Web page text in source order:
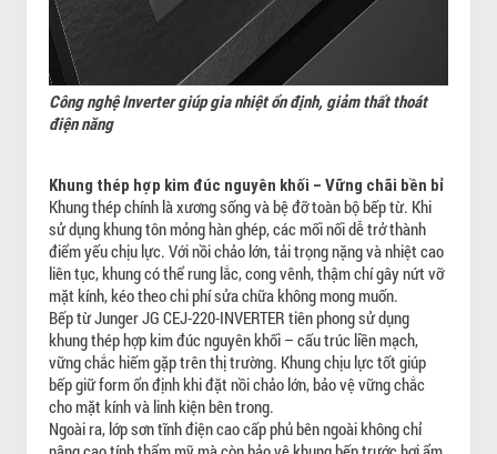
Công nghệ Inverter giúp gia nhiệt ổn định, giảm thất thoát
điện năng
Khung thép hợp kim đúc nguyên khối – Vững chãi bền bỉ
Khung thép chính là xương sống và bệ đỡ toàn bộ bếp từ. Khi
sử dụng khung tôn mỏng hàn ghép, các mối nối dễ trở thành
điểm yếu chịu lực. Với nồi chảo lớn, tải trọng nặng và nhiệt cao
liên tục, khung có thể rung lắc, cong vênh, thậm chí gây nứt vỡ
mặt kính, kéo theo chi phí sửa chữa không mong muốn.
Bếp từ Junger JG CEJ-220-INVERTER tiên phong sử dụng
khung thép hợp kim đúc nguyên khối – cấu trúc liền mạch,
vững chắc hiếm gặp trên thị trường. Khung chịu lực tốt giúp
bếp giữ form ổn định khi đặt nồi chảo lớn, bảo vệ vững chắc
cho mặt kính và linh kiện bên trong.
Ngoài ra, lớp sơn tĩnh điện cao cấp phủ bên ngoài không chỉ